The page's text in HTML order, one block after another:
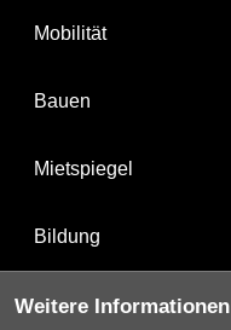
Mobilität
Bauen
Mietspiegel
Bildung
Weitere Informationen